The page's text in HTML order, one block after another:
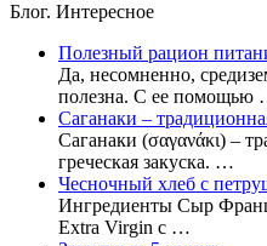
Блог. Интересное
Полезный рацион
Да, несомненно,
полезна. С ее помощью
Саганаки –
Саганаки (σαγανάκι) –
греческая закуска. …
Чесночный хлеб с
Ингредиенты Сыр
Extra Virgin с …